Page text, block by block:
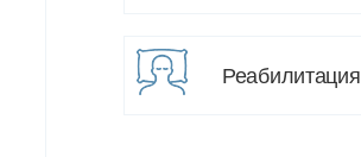
Реабилитация